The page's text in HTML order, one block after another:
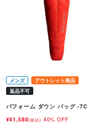
メンズ
アウトレット商品
返品不可
パフォーム ダウン バッグ -7C
¥41,580(税込) 40% OFF